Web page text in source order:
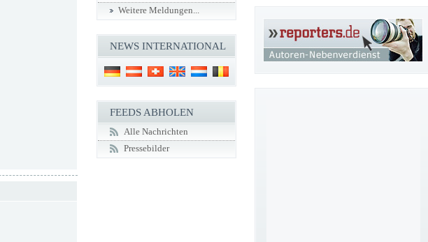
Weitere Meldungen...
NEWS INTERNATIONAL
FEEDS ABHOLEN
Alle Nachrichten
Pressebilder